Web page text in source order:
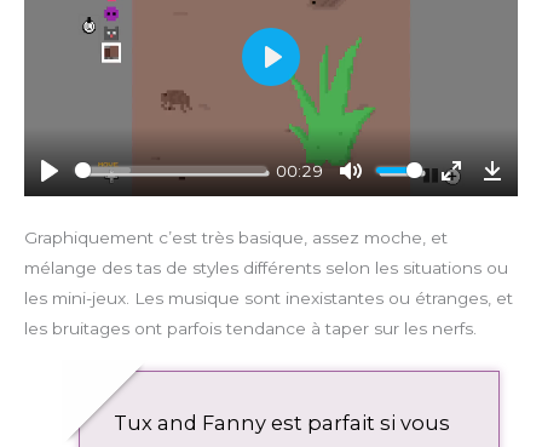
P
a
y
00:29
M
e
E
e
r
f
D
n
P
y
Graphiquement c’est très basique, assez moche, et
mélange des tas de styles différents selon les situations ou
les mini-jeux. Les musique sont inexistantes ou étranges, et
les bruitages ont parfois tendance à taper sur les nerfs.
Tux and Fanny est parfait si vous